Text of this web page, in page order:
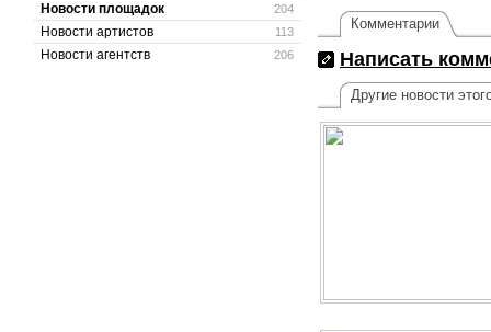
204
Новости площадок
113
Новости артистов
206
Новости агентств
Комментарии
Написать
Другие новости